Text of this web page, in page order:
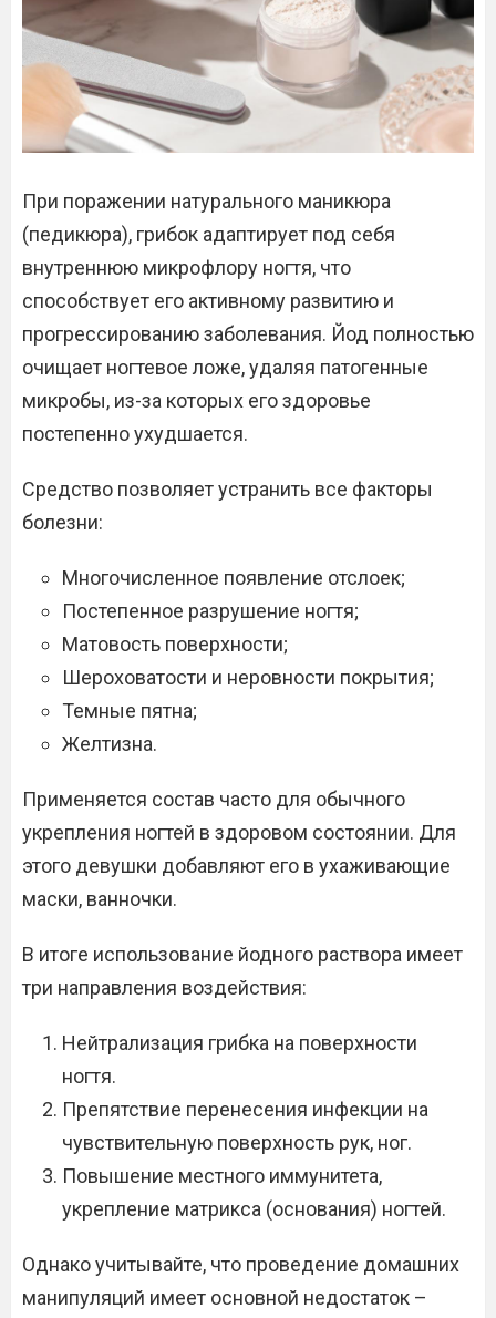
При поражении натурального маникюра
(педикюра), грибок адаптирует под себя
внутреннюю микрофлору ногтя, что
способствует его активному развитию и
прогрессированию заболевания. Йод полностью
очищает ногтевое ложе, удаляя патогенные
микробы, из-за которых его здоровье
постепенно ухудшается.
Средство позволяет устранить все факторы
болезни:
Многочисленное появление отслоек;
Постепенное разрушение ногтя;
Матовость поверхности;
Шероховатости и неровности покрытия;
Темные пятна;
Желтизна.
Применяется состав часто для обычного
укрепления ногтей в здоровом состоянии. Для
этого девушки добавляют его в ухаживающие
маски, ванночки.
В итоге использование йодного раствора имеет
три направления воздействия:
Нейтрализация грибка на поверхности
ногтя.
Препятствие перенесения инфекции на
чувствительную поверхность рук, ног.
Повышение местного иммунитета,
укрепление матрикса (основания) ногтей.
Однако учитывайте, что проведение домашних
манипуляций имеет основной недостаток –